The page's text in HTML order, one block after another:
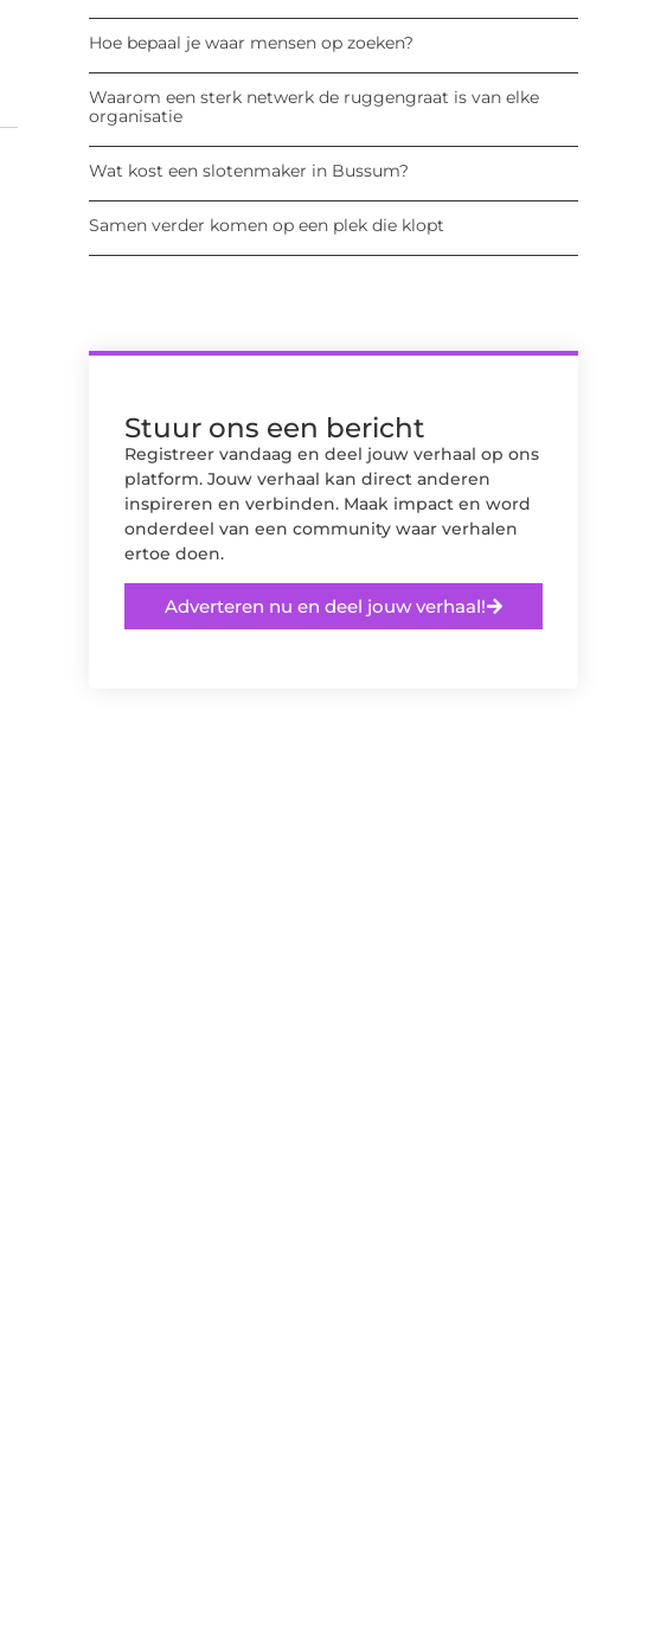
Hoe bepaal je waar mensen op zoeken?
Waarom een sterk netwerk de ruggengraat is van elke
organisatie
Wat kost een slotenmaker in Bussum?
Samen verder komen op een plek die klopt
Stuur ons een bericht
Registreer vandaag en deel jouw verhaal op ons
platform. Jouw verhaal kan direct anderen
inspireren en verbinden. Maak impact en word
onderdeel van een community waar verhalen
ertoe doen.
Adverteren nu en deel jouw verhaal!